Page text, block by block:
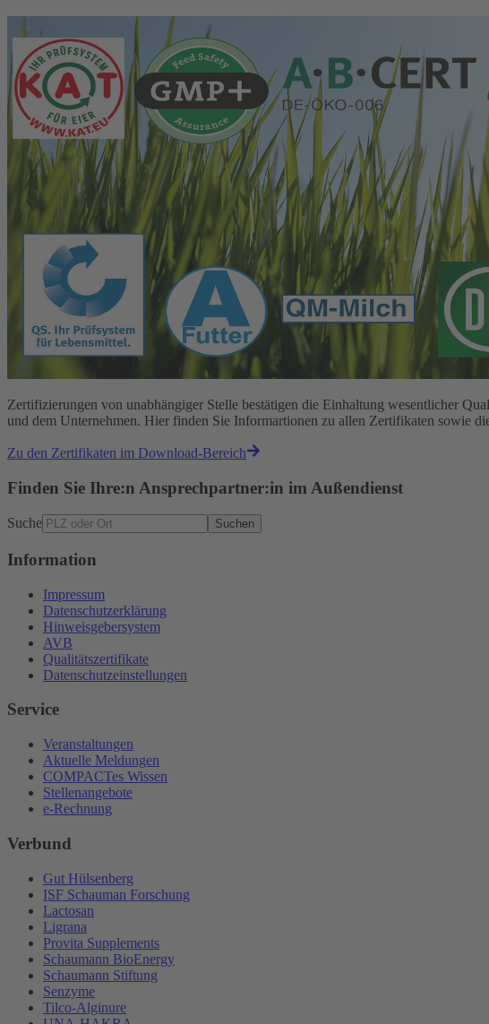
Zertifizierungen von unabhängiger Stelle bestätigen die Einhaltung wesentlicher
und dem Unternehmen. Hier finden Sie Informartionen zu allen Zertifikaten sowie
Zu den Zertifikaten im Download-Bereich
Finden Sie Ihre:n Ansprechpartner:in im Außendienst
Suche Suchen
Information
Impressum
Datenschutzerklärung
Hinweisgebersystem
AVB
Qualitätszertifikate
Datenschutzeinstellungen
Service
Veranstaltungen
Aktuelle Meldungen
COMPACTes Wissen
Stellenangebote
e-Rechnung
Verbund
Gut Hülsenberg
ISF Schauman Forschung
Lactosan
Ligrana
Provita Supplements
Schaumann BioEnergy
Schaumann Stiftung
Senzyme
Tilco-Alginure